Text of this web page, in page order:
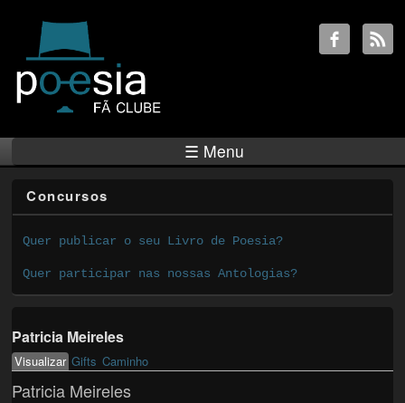
☰ Menu
Concursos
Quer publicar o seu Livro de Poesia?
Quer participar nas nossas Antologias?
Patricia Meireles
Primary tabs
Visualizar(active tab)
Gifts Caminho
Patricia Meireles